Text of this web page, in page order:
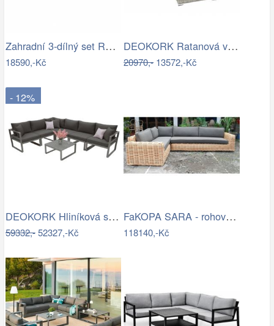
Zahradní 3-dílný set RODEN Tempo Kondela
18590,-Kč
DEOKORK Ratanová variabilní sestava…
20970,-13572,-Kč
- 12%
DEOKORK Hliníková sestava pro 6 osob…
59332,-52327,-Kč
FaKOPA SARA - rohová sedačka ze…
118140,-Kč